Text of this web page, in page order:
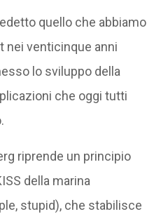
quello che abbiamo
nei venticinque anni
lo sviluppo della
che oggi tutti
riprende un principio
della marina
stupid), che stabilisce